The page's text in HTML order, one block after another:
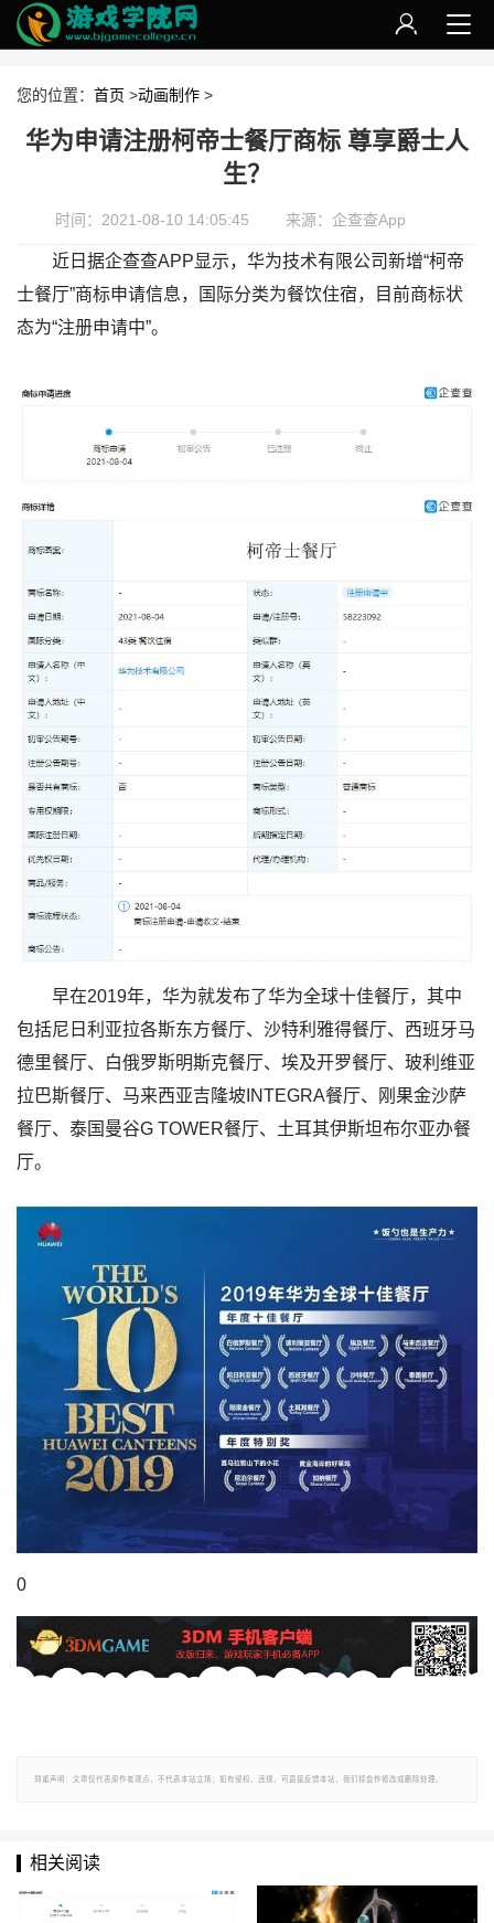
您的位置： 首页 >动画制作 >
华为申请注册柯帝士餐厅商标 尊享爵士人
生？
时间：2021-08-10 14:05:45 来源：企查查App
近日据企查查APP显示，华为技术有限公司新增“柯帝
士餐厅”商标申请信息，国际分类为餐饮住宿，目前商标状
态为“注册申请中”。
早在2019年，华为就发布了华为全球十佳餐厅，其中
包括尼日利亚拉各斯东方餐厅、沙特利雅得餐厅、西班牙马
德里餐厅、白俄罗斯明斯克餐厅、埃及开罗餐厅、玻利维亚
拉巴斯餐厅、马来西亚吉隆坡INTEGRA餐厅、刚果金沙萨
餐厅、泰国曼谷G TOWER餐厅、土耳其伊斯坦布尔亚办餐
厅。
0
郑重声明：文章仅代表原作者观点，不代表本站立场；如有侵权、违规，可直接反馈本站，我们将会作修改或删除处理。
相关阅读